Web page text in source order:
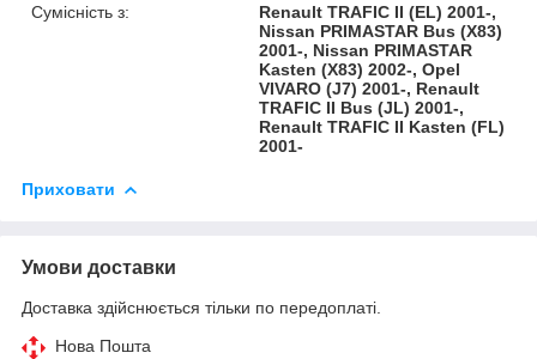
Сумісність з:
Renault TRAFIC II (EL) 2001-,
Nissan PRIMASTAR Bus (X83)
2001-, Nissan PRIMASTAR
Kasten (X83) 2002-, Opel
VIVARO (J7) 2001-, Renault
TRAFIC II Bus (JL) 2001-,
Renault TRAFIC II Kasten (FL)
2001-
Приховати
Умови доставки
Доставка здійснюється тільки по передоплаті.
Нова Пошта